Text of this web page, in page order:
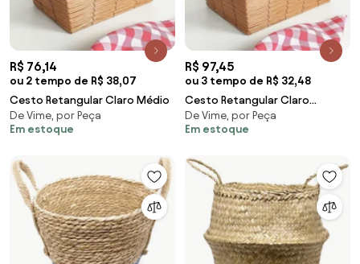
R$ 76,14
ou 2 tempo de R$ 38,07
Cesto Retangular Claro Médio
De Vime, por Peça
Em estoque
R$ 97,45
ou 3 tempo de R$ 32,48
Cesto Retangular Claro
Grande
De Vime, por Peça
Em estoque